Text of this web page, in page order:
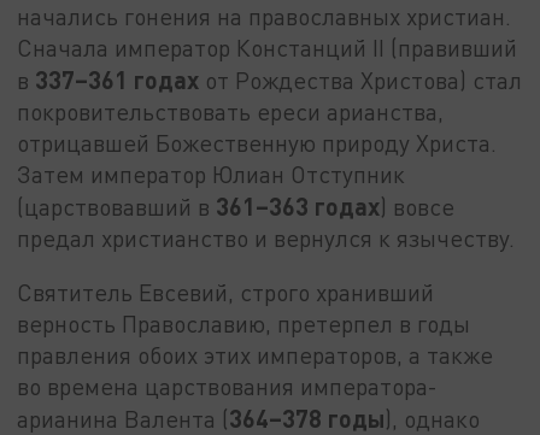
начались гонения на православных христиан.
Сначала император Констанций II (правивший
в 337–361 годах от Рождества Христова) стал
покровительствовать ереси арианства,
отрицавшей Божественную природу Христа.
Затем император Юлиан Отступник
(царствовавший в 361–363 годах) вовсе
предал христианство и вернулся к язычеству.
Святитель Евсевий, строго хранивший
верность Православию, претерпел в годы
правления обоих этих императоров, а также
во времена царствования императора-
арианина Валента (364–378 годы), однако